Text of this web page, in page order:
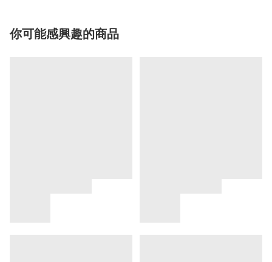
你可能感興趣的商品